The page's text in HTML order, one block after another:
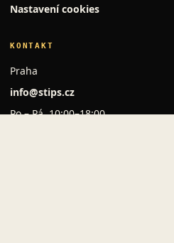
Nastavení cookies
KONTAKT
Praha
info@stips.cz
Po – Pá, 10:00–18:00